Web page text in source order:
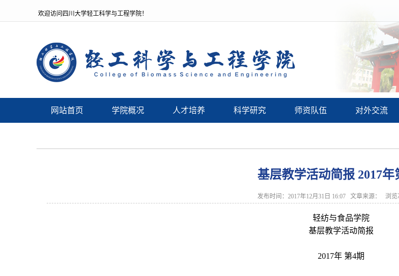
欢迎访问四川大学轻工科学与工程学院！
网站首页 学院概况 人才培养 科学研究 师资队伍 对外交流
基层教学活动简报 2017年
发布时间：2017年12月31日 16:07 文章来源： 浏览
轻纺与食品学院
基层教学活动简报
2017年 第4期